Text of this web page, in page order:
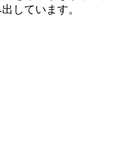
しています。